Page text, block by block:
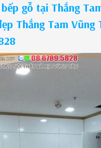
gỗ tại Thắng
Thắng Tam Vũng